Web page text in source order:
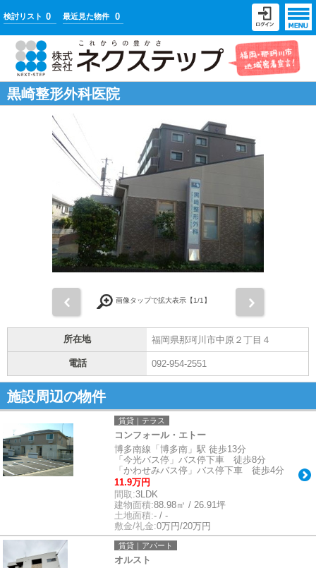
検討リスト 0 最近見た物件 0
黒崎整形外科医院
画像タップで拡大表示【1/1】
所在地 福岡県那珂川市中原２丁目４
電話 092-954-2551
施設周辺の物件
賃貸｜テラス
コンフォール・エトー
博多南線「博多南」駅 徒歩13分
「今光バス停」バス停下車 徒歩8分
「かわせみバス停」バス停下車 徒歩4分
11.9万円
間取:3LDK
建物面積:88.98㎡ / 26.91坪
土地面積:- / -
敷金/礼金:0万円/20万円
賃貸｜アパート
オルスト